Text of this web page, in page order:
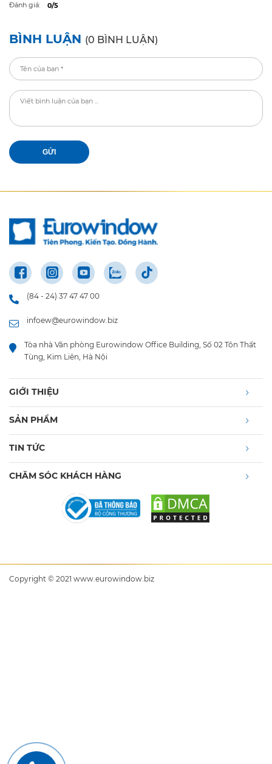
Đánh giá: 0/5
BÌNH LUẬN (0 BÌNH LUẬN)
GỬI
(84 - 24) 37 47 47 00
infoew@eurowindow.biz
Tòa nhà Văn phòng Eurowindow Office Building, Số 02 Tôn Thất
Tùng, Kim Liên, Hà Nội
GIỚI THIỆU
SẢN PHẨM
TIN TỨC
CHĂM SÓC KHÁCH HÀNG
Copyright © 2021 www.eurowindow.biz